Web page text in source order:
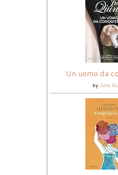
Un uomo da
by Julia